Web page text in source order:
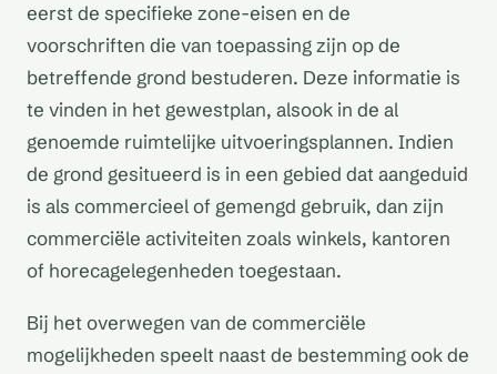
eerst de specifieke zone-eisen en de
voorschriften die van toepassing zijn op de
betreffende grond bestuderen. Deze informatie is
te vinden in het gewestplan, alsook in de al
genoemde ruimtelijke uitvoeringsplannen. Indien
de grond gesitueerd is in een gebied dat aangeduid
is als commercieel of gemengd gebruik, dan zijn
commerciële activiteiten zoals winkels, kantoren
of horecagelegenheden toegestaan.
Bij het overwegen van de commerciële
mogelijkheden speelt naast de bestemming ook de